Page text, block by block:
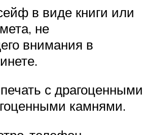
в виде книги или
не
внимания в
с драгоценными
камнями.